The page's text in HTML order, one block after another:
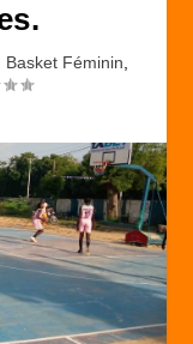
Basket Féminin